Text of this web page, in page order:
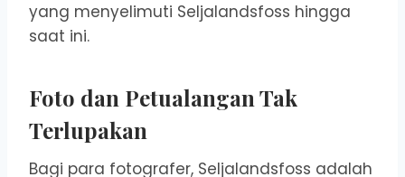
yang menyelimuti Seljalandsfoss hingga
saat ini.
Foto dan Petualangan Tak
Terlupakan
Bagi para fotografer, Seljalandsfoss adalah